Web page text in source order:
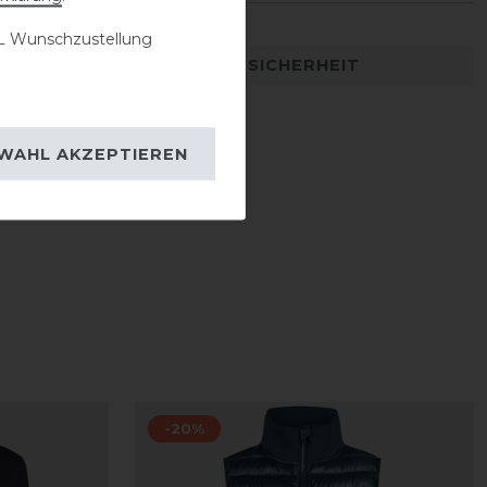
DETAILS ZUR PRODUKTSICHERHEIT
-20%
Wunschzustellung
AKZEPTIEREN